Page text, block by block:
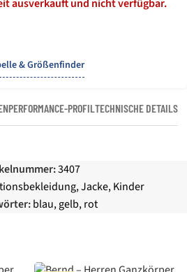
ausverkauft und nicht verfügbar.
& Größenfinder
PERFORMANCE-PROFIL TECHNISCHE DETAILS
3407
,Jacke, Kinder
blau,gelb,rot